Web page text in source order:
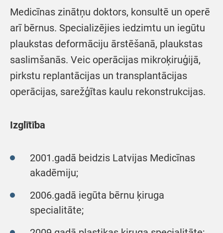
Medicīnas zinātņu doktors, konsultē un operē
arī bērnus. Specializējies iedzimtu un iegūtu
plaukstas deformāciju ārstēšanā, plaukstas
saslimšanās. Veic operācijas mikroķiruģijā,
pirkstu replantācijas un transplantācijas
operācijas, sarežģītas kaulu rekonstrukcijas.
Izglītība
2001.gadā beidzis Latvijas Medicīnas
akadēmiju;
2006.gadā iegūta bērnu ķiruga
specialitāte;